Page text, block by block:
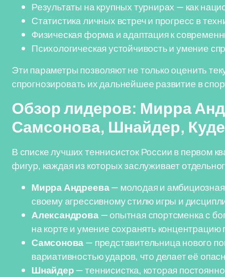
Результаты на крупных турнирах — как
Статистика личных встреч и прогресс в
Физическая форма и адаптация к
Психологическая устойчивость и умение
Эти параметры позволяют не только оценить
спрогнозировать их дальнейшее развитие в
Обзор лидеров: Мирра
Самсонова, Шнайдер,
В списке лучших теннисисток России в первом
фигур, каждая из которых заслуживает
Мирра Андреева— молодая и амбициозная
своему агрессивному стилю игры и
Александрова— опытная спортсменка с
на корте и умение сохранять
Самсонова— представительница нового
вариативностью ударов, что делает её
Шнайдер— теннисистка, которая